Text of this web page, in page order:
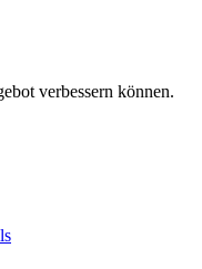
verbessern können.